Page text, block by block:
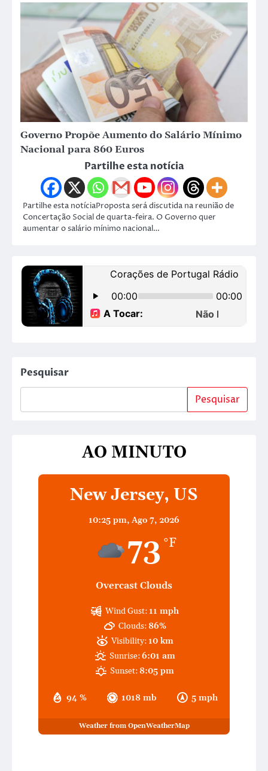
Governo Propõe Aumento do Salário Mínimo
Nacional para 860 Euros
Partilhe esta notícia
Partilhe esta notíciaProposta será discutida na reunião de
Concertação Social de quarta-feira. O Governo quer
aumentar o salário mínimo nacional…
Pesquisar
Pesquisar
AO MINUTO
New Jersey, US
10:25 pm, Ago 7, 2026
73 °F
Overcast Clouds
94 % 1018 mb 5 mph
Wind Gust: 11 mph
Clouds:86%
Visibility: 10 km
Sunrise:6:01 am
Sunset:8:05 pm
Weather from OpenWeatherMap